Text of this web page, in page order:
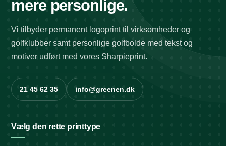
mere personlige.
Vi tilbyder permanent logoprint til virksomheder og
golfklubber samt personlige golfbolde med tekst og
motiver udført med vores Sharpieprint.
21 45 62 35 info@greenen.dk
Vælg den rette printtype